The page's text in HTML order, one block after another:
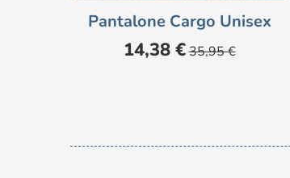
Pantalone Cargo Unisex
Prezzo
14,38 € Prezzo
base
35,95 €